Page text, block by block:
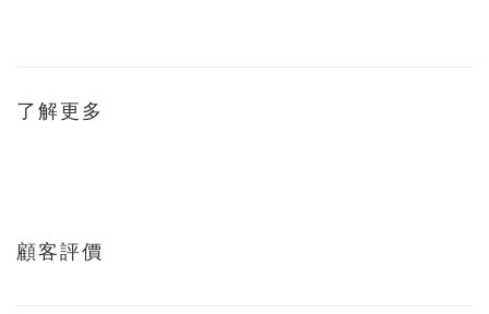
了解更多
顧客評價